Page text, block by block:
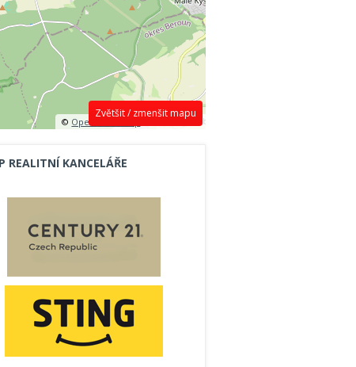
Zvětšit / zmenšit mapu
© OpenStreetMap contributors.
REALITNÍ KANCELÁŘE